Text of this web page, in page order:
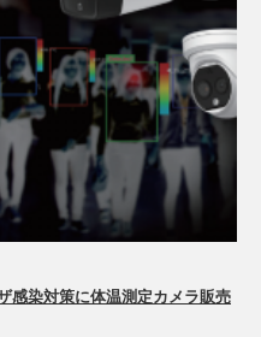
感染対策に体温測定カメラ販売